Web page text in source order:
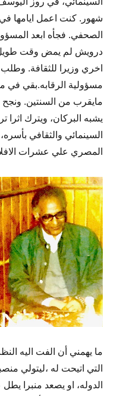
شهور. كنت اعمل ايامها
الصحفي. فجأه ابعد
درويش لم يمض وقت
اخري وزيرا للثقافة.
مسؤولية الرقابه.بقي في
مايقرب من السنتين. ونجح
يشبه البركان، ويترك
السينمائي والثقافي
المصري علي عشرات
ما يهمني أن الفت اليه
التي اتيحت له ،ليتولي
الدوله، او يصعد منبرا